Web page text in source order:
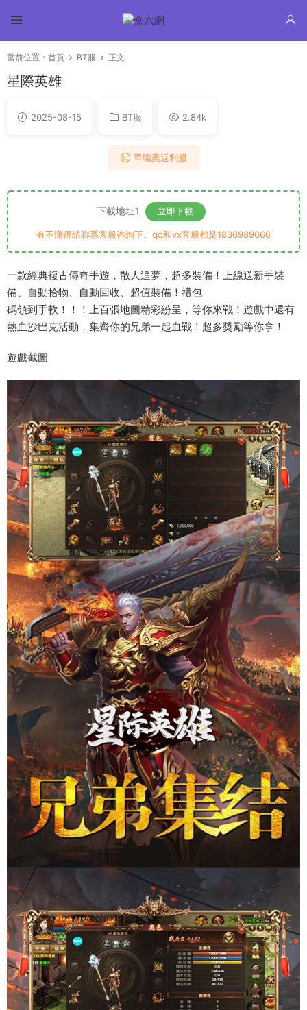
當前位置： 首頁 BT服 正文
星際英雄
2025-08-15 BT服 2.84k
單職業返利服
下載地址1 立即下載
有不懂得請聯系客服咨詢下。qq和vx客服都是1836989666
一款經典複古傳奇手遊，散人追夢，超多裝備！上線送新手裝
備、自動拾物、自動回收、超值裝備！禮包
碼領到手軟！！！上百張地圖精彩紛呈，等你來戰！遊戲中還有
熱血沙巴克活動，集齊你的兄弟一起血戰！超多獎勵等你拿！
遊戲截圖